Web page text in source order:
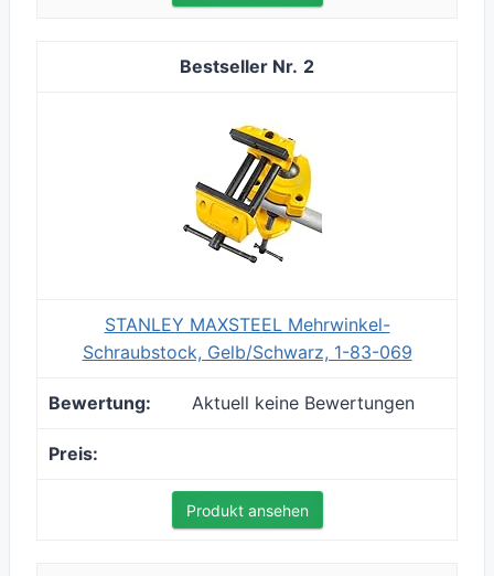
2
STANLEY MAXSTEEL Mehrwinkel-
Schraubstock, Gelb/Schwarz, 1-83-069
Aktuell keine Bewertungen
Produkt ansehen